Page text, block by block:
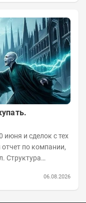
по компании,
06.08.2026